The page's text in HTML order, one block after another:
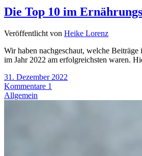
Die Top 10 im
Veröffentlicht von Heike Lorenz
Wir haben nachgeschaut, welche Beiträge
im Jahr 2022 am erfolgreichsten waren.
31. Dezember 2022
Kommentare 1
Allgemein